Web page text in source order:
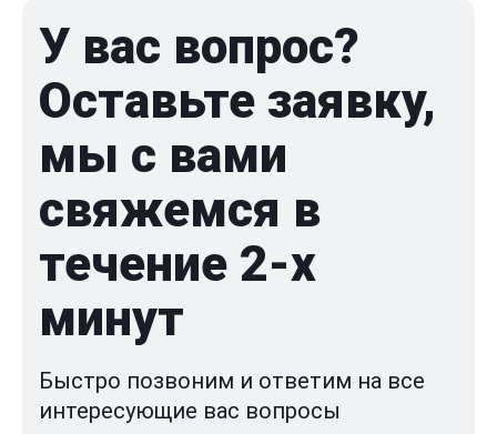
У вас вопрос?
Оставьте заявку,
мы с вами
свяжемся в
течение 2-x
минут
Быстро позвоним и ответим на все
интересующие вас вопросы